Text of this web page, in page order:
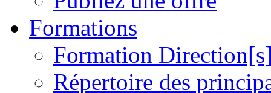
Formations
Formation
Répertoire des